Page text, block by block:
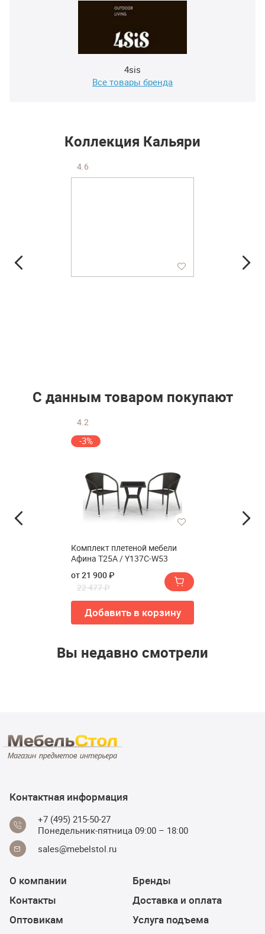
4sis
Все товары бренда
Коллекция Кальяри
4.6
С данным товаром покупают
4.2
-3%
Комплект плетеной мебели
Афина T25A / Y137C-W53
от 21 900 ₽
22 477 ₽
Добавить в корзину
Вы недавно смотрели
Контактная информация
+7 (495) 215-50-27
Понедельник-пятница 09:00 – 18:00
sales@mebelstol.ru
О компании
Контакты
Оптовикам
Бренды
Доставка и оплата
Услуга подъема